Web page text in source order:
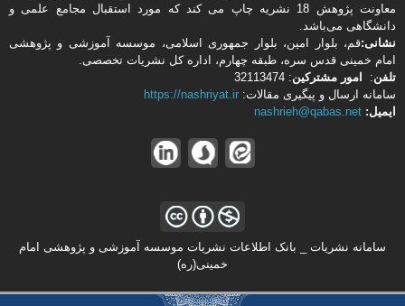
معاونت پژوهش 18 نشریه چاپ می کند که مورد استقبال مجامع علمی و
دانشگاهی می‌باشد.
نشانی:قم، بلوار امین، بلوار جمهوری اسلامی، موسسه آموزشی و پژوهشی
امام خمینی قدس سره، طبقه چهارم، اداره كل نشریات تخصصی.
تلفن: امور مشتركین: 32113474
سامانه ارسال و پیگیری مقالات: https://nashriyat.ir
ایمیل: nashrieh@qabas.net
سامانه نشریات _ بانک اطلاعات نشریات موسسه آموزشی و پژوهشی امام
خمینی(ره)